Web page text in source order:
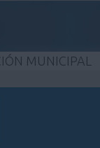
MUNICIPAL